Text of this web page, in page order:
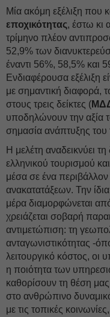
Μία ακόμη εξέλιξη που
εποχικότητας, έστω κι
τρίμηνο πλέον
52,9% των
έναντι 56%, 58,5% και
Ενδιαφέρουσα εξέλιξη
με σημαντική διαφορά,
στους τρεις δείκτες (
υποδηλώνουν την αξία
σημασία ανάπτυξης του
Η μελέτη αναδεικνύει
ελληνικού τουρισμού
μέσα σε ένα
ανακατατάξεων. Την
μέρα διαμορφώνεται
χρειάζεται σοβαρή
αντιμετώπιση: τη
ανταγωνιστικότητας -
λειτουργικό κόστος, οι
η ποιότητα των
καθορίσουν τη θέση
στο ανθρώπινο
με τις τοπικές